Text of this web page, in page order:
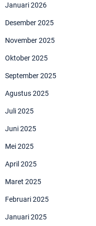
Januari 2026
Desember 2025
November 2025
Oktober 2025
September 2025
Agustus 2025
Juli 2025
Juni 2025
Mei 2025
April 2025
Maret 2025
Februari 2025
Januari 2025